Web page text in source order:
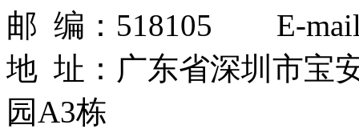
邮 编：518105 E-mail
地 址：广东省深圳市宝
园A3栋